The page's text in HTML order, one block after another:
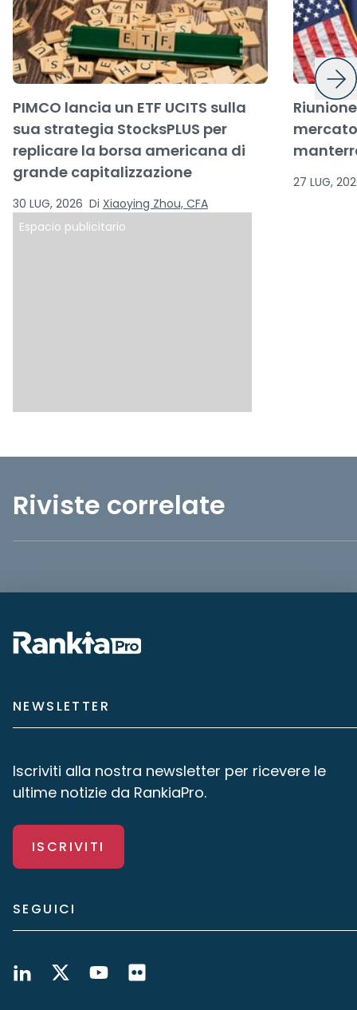
PIMCO lancia un ETF UCITS sulla
sua strategia StocksPLUS per
replicare la borsa americana di
grande capitalizzazione
30 LUG, 2026 Di Xiaoying Zhou, CFA
27 LUG,
Espacio publicitario
Riviste correlate
NEWSLETTER
Iscriviti alla nostra newsletter per ricevere le
ultime notizie da RankiaPro.
ISCRIVITI
SEGUICI